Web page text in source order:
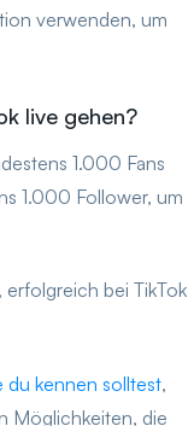
verwenden, um
live gehen?
1.000 Fans
1.000 Follower, um
bei TikTok
du kennen solltest,
Möglichkeiten, die